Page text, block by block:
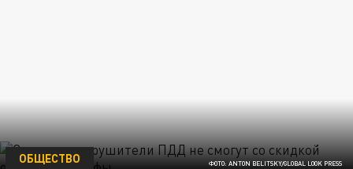
ФОТО: ANTON BELITSKY/GLOBAL LOOK PRESS
ОБЩЕСТВО